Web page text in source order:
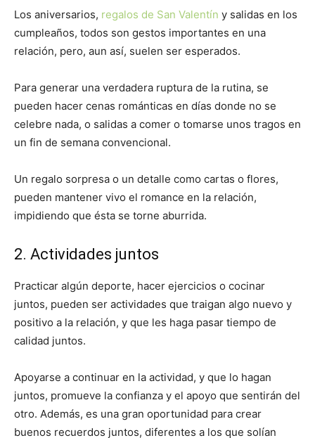
Los aniversarios, regalos de San Valentín y salidas en los
cumpleaños, todos son gestos importantes en una
relación, pero, aun así, suelen ser esperados.
Para generar una verdadera ruptura de la rutina, se
pueden hacer cenas románticas en días donde no se
celebre nada, o salidas a comer o tomarse unos tragos en
un fin de semana convencional.
Un regalo sorpresa o un detalle como cartas o flores,
pueden mantener vivo el romance en la relación,
impidiendo que ésta se torne aburrida.
2. Actividades juntos
Practicar algún deporte, hacer ejercicios o cocinar
juntos, pueden ser actividades que traigan algo nuevo y
positivo a la relación, y que les haga pasar tiempo de
calidad juntos.
Apoyarse a continuar en la actividad, y que lo hagan
juntos, promueve la confianza y el apoyo que sentirán del
otro. Además, es una gran oportunidad para crear
buenos recuerdos juntos, diferentes a los que solían